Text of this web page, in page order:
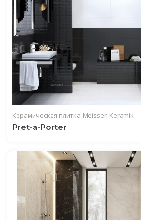
Керамическая плитка Meissen Keramik
Pret-a-Porter